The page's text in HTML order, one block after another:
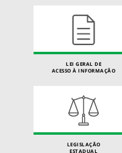
LEI GERAL DE
ACESSO À INFORMAÇÃO
LEGISLAÇÃO
ESTADUAL